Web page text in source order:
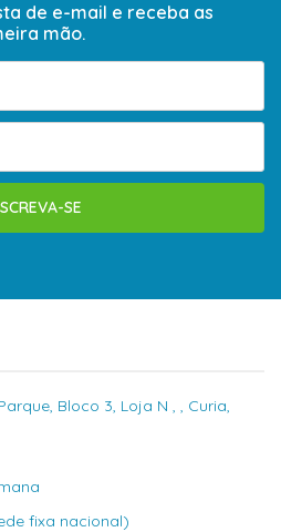
de e-mail e receba as
mão.
SE
Bloco 3, Loja N , , Curia,
fixa nacional)